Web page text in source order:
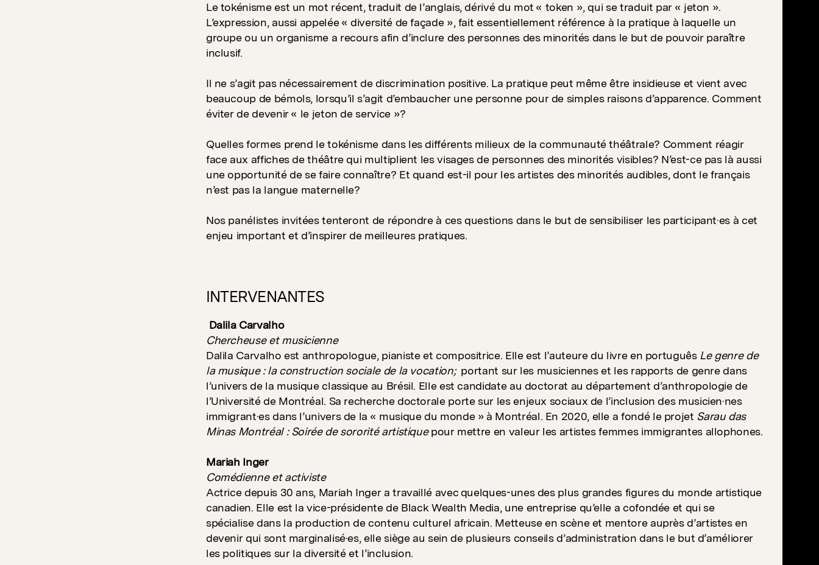
Le tokénisme est un mot récent, traduit de l’anglais, dérivé du mot « token », qui se traduit par « jeton ».
L’expression, aussi appelée « diversité de façade », fait essentiellement référence à la pratique à laquelle un
groupe ou un organisme a recours afin d’inclure des personnes des minorités dans le but de pouvoir paraître
inclusif.
Il ne s’agit pas nécessairement de discrimination positive. La pratique peut même être insidieuse et vient avec
beaucoup de bémols, lorsqu’il s’agit d’embaucher une personne pour de simples raisons d’apparence. Comment
éviter de devenir « le jeton de service »?
Quelles formes prend le tokénisme dans les différents milieux de la communauté théâtrale? Comment réagir
face aux affiches de théâtre qui multiplient les visages de personnes des minorités visibles? N’est-ce pas là aussi
une opportunité de se faire connaître? Et quand est-il pour les artistes des minorités audibles, dont le français
n’est pas la langue maternelle?
Nos panélistes invitées tenteront de répondre à ces questions dans le but de sensibiliser les participant·es à cet
enjeu important et d’inspirer de meilleures pratiques.
INTERVENANTES
Dalila Carvalho
Chercheuse et musicienne
Dalila Carvalho est anthropologue, pianiste et compositrice. Elle est l’auteure du livre en português Le genre de
la musique : la construction sociale de la vocation; portant sur les musiciennes et les rapports de genre dans
l’univers de la musique classique au Brésil. Elle est candidate au doctorat au département d’anthropologie de
l’Université de Montréal. Sa recherche doctorale porte sur les enjeux sociaux de l’inclusion des musicien·nes
immigrant·es dans l’univers de la « musique du monde » à Montréal. En 2020, elle a fondé le projet Sarau das
Minas Montréal : Soirée de sororité artistiquepour mettre en valeur les artistes femmes immigrantes allophones.
Mariah Inger
Comédienne et activiste
Actrice depuis 30 ans, Mariah Inger a travaillé avec quelques-unes des plus grandes figures du monde artistique
canadien. Elle est la vice-présidente de Black Wealth Media, une entreprise qu’elle a cofondée et qui se
spécialise dans la production de contenu culturel africain. Metteuse en scène et mentore auprès d’artistes en
devenir qui sont marginalisé·es, elle siège au sein de plusieurs conseils d’administration dans le but d’améliorer
les politiques sur la diversité et l’inclusion.